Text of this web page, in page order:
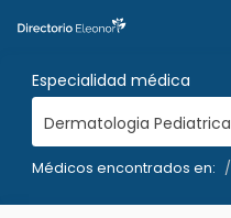
Especialidad médica
Dermatologia Pediatrica
Médicos encontrados en: